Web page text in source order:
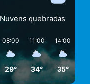
Nuvens quebradas
08:00
29°
11:00
34°
14:00
35°